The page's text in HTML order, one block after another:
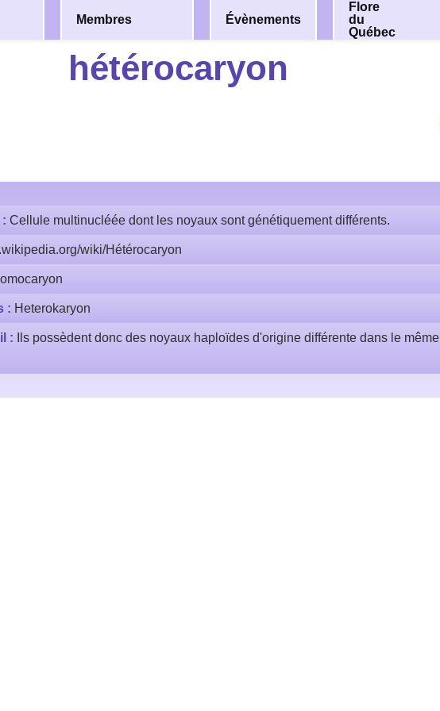
Membres Évènements
Flore
du
Québec
hétérocaryon
Cellule multinucléée dont les noyaux sont génétiquement différents.
wiki/Hétérocaryon
: Heterokaryon
:
Ils possèdent donc des noyaux haploïdes d'origine différente dans le même